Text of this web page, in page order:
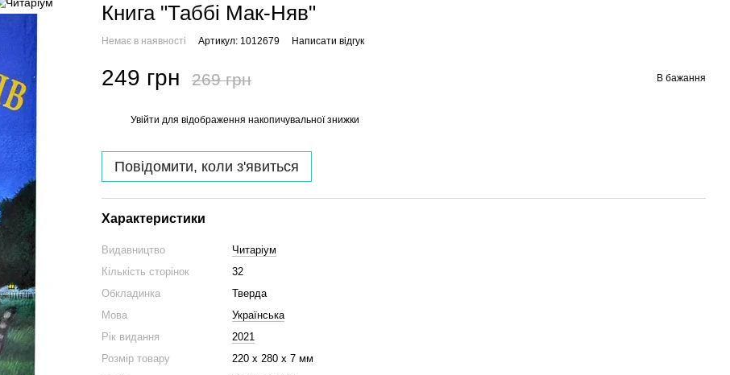
Книга "Таббі Мак-Няв"
Немає в наявності Артикул: 1012679 Написати відгук
249 грн 269 грн В бажання
Увійти для відображення накопичувальної знижки
Повідомити, коли з'явиться
Характеристики
Видавництво
Читаріум
Кількість сторінок
32
Обкладинка
Тверда
Мова
Українська
Рік видання
2021
Розмір товару
220 х 280 х 7 мм